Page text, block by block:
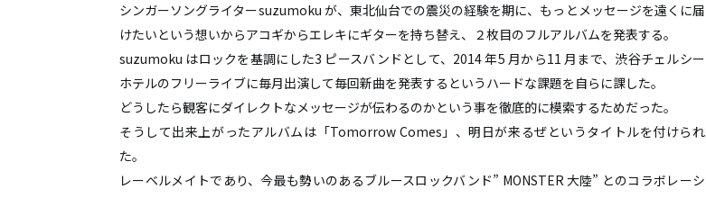
H ZETT M
ROCO
ray.(光)
五条院凌
Rainboy
NEMOTROUBOLTER
BimBamBoom
Kent Kakitsubata
シンガーソングライターsuzumoku が、東北仙台での震災の経験を期に、もっとメッセージを遠くに届
けたいという想いからアコギからエレキにギターを持ち替え、２枚目のフルアルバムを発表する。
suzumoku はロックを基調にした3 ピースバンドとして、2014 年5 月から11 月まで、渋谷チェルシー
ホテルのフリーライブに毎月出演して毎回新曲を発表するというハードな課題を自らに課した。
どうしたら観客にダイレクトなメッセージが伝わるのかという事を徹底的に模索するためだった。
そうして出来上がったアルバムは「Tomorrow Comes」、明日が来るぜというタイトルを付けられ
た。
レーベルメイトであり、今最も勢いのあるブルースロックバンド” MONSTER 大陸” とのコラボレーシ